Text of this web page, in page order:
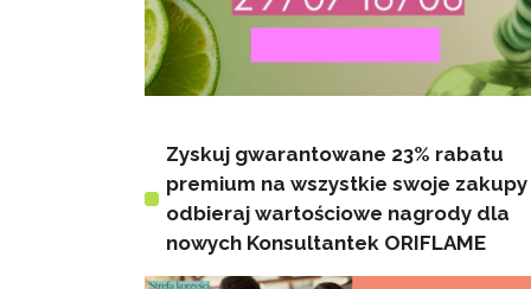
Zyskuj gwarantowane 23% rabatu
premium na wszystkie swoje zakupy
odbieraj wartościowe nagrody dla
nowych Konsultantek ORIFLAME